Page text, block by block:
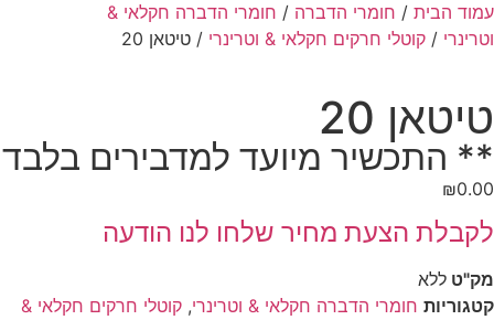
עמוד הבית / חומרי הדברה / חומרי הדברה חקלאי &
וטרינרי / קוטלי חרקים חקלאי & וטרינרי / טיטאן 20
טיטאן 20
** התכשיר מיועד למדבירים בלבד
₪0.00
לקבלת הצעת מחיר שלחו לנו הודעה
מק"ט ללא
קטגוריות חומרי הדברה חקלאי & וטרינרי, קוטלי חרקים חקלאי &